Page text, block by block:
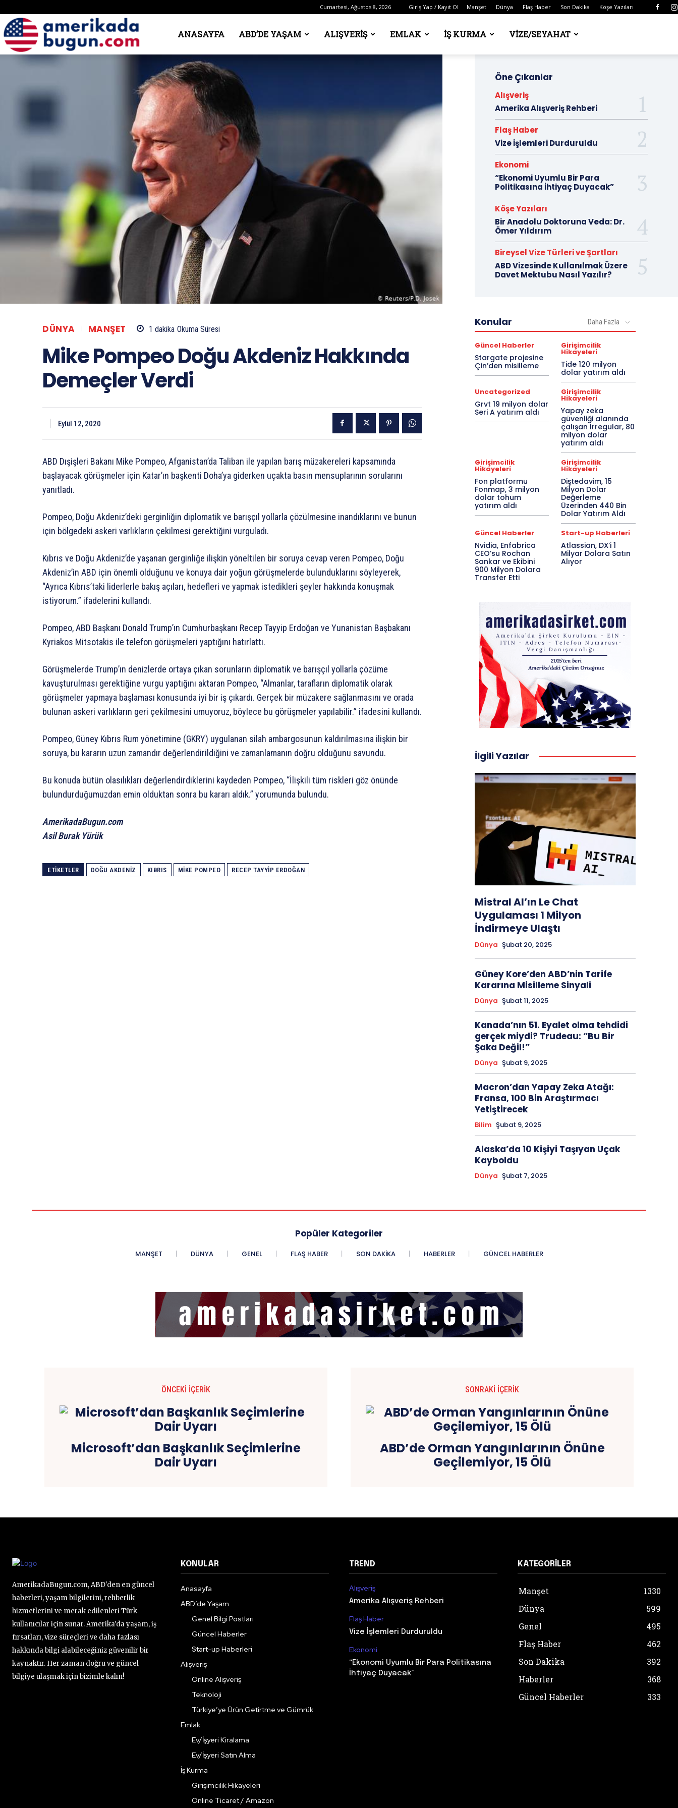
Cumartesi, Ağustos 8, 2026 Giriş Yap / Kayıt Ol Manşet Dünya Flaş Haber Son Dakika Köşe Yazıları
Amerika’da
Bugün
ANASAYFA ABD’DE YAŞAM ALIŞVERIŞ EMLAK İŞ KURMA VIZE/SEYAHAT
DÜNYA MANŞET 1 dakika Okuma Süresi
Mike Pompeo Doğu Akdeniz Hakkında
Demeçler Verdi
Eylül 12, 2020
ABD Dışişleri Bakanı Mike Pompeo, Afganistan’da Taliban ile yapılan barış müzakereleri kapsamında
başlayacak görüşmeler için Katar’ın başkenti Doha’ya giderken uçakta basın mensuplarının sorularını
yanıtladı.
Pompeo, Doğu Akdeniz’deki gerginliğin diplomatik ve barışçıl yollarla çözülmesine inandıklarını ve bunun
için bölgedeki askeri varlıkların çekilmesi gerektiğini vurguladı.
Kıbrıs ve Doğu Akdeniz’de yaşanan gerginliğe ilişkin yöneltilen bir soruya cevap veren Pompeo, Doğu
Akdeniz’in ABD için önemli olduğunu ve konuya dair yoğun görüşmelerde bulunduklarını söyleyerek,
“Ayrıca Kıbrıs’taki liderlerle bakış açıları, hedefleri ve yapmak istedikleri şeyler hakkında konuşmak
istiyorum.” ifadelerini kullandı.
Pompeo, ABD Başkanı Donald Trump’ın Cumhurbaşkanı Recep Tayyip Erdoğan ve Yunanistan Başbakanı
Kyriakos Mitsotakis ile telefon görüşmeleri yaptığını hatırlattı.
Görüşmelerde Trump’ın denizlerde ortaya çıkan sorunların diplomatik ve barışçıl yollarla çözüme
kavuşturulması gerektiğine vurgu yaptığını aktaran Pompeo, “Almanlar, tarafların diplomatik olarak
görüşmeler yapmaya başlaması konusunda iyi bir iş çıkardı. Gerçek bir müzakere sağlanmasını ve orada
bulunan askeri varlıkların geri çekilmesini umuyoruz, böylece bu görüşmeler yapılabilir.” ifadesini kullandı.
Pompeo, Güney Kıbrıs Rum yönetimine (GKRY) uygulanan silah ambargosunun kaldırılmasına ilişkin bir
soruya, bu kararın uzun zamandır değerlendirildiğini ve zamanlamanın doğru olduğunu savundu.
Bu konuda bütün olasılıkları değerlendirdiklerini kaydeden Pompeo, “İlişkili tüm riskleri göz önünde
bulundurduğumuzdan emin olduktan sonra bu kararı aldık.” yorumunda bulundu.
AmerikadaBugun.com
Asil Burak Yürük
ETIKETLER DOĞU AKDENIZ KIBRIS MIKE POMPEO RECEP TAYYIP ERDOĞAN
Öne Çıkanlar
Alışveriş
Amerika Alışveriş Rehberi
Flaş Haber
Vize İşlemleri Durduruldu
Ekonomi
“Ekonomi Uyumlu Bir Para
Politikasına İhtiyaç Duyacak”
Köşe Yazıları
Bir Anadolu Doktoruna Veda: Dr.
Ömer Yıldırım
Bireysel Vize Türleri ve Şartları
ABD Vizesinde Kullanılmak Üzere
Davet Mektubu Nasıl Yazılır?
Konular Daha Fazla
Güncel Haberler
Stargate projesine
Çin’den misilleme
Girişimcilik
Hikayeleri
Tide 120 milyon
dolar yatırım aldı
Uncategorized
Grvt 19 milyon dolar
Seri A yatırım aldı
Girişimcilik
Hikayeleri
Yapay zeka
güvenliği alanında
çalışan Irregular, 80
milyon dolar
yatırım aldı
Girişimcilik
Hikayeleri
Fon platformu
Fonmap, 3 milyon
dolar tohum
yatırım aldı
Girişimcilik
Hikayeleri
Diştedavim, 15
Milyon Dolar
Değerleme
Üzerinden 440 Bin
Dolar Yatırım Aldı
Güncel Haberler
Nvidia, Enfabrica
CEO’su Rochan
Sankar ve Ekibini
900 Milyon Dolara
Transfer Etti
Start-up Haberleri
Atlassian, DX’i 1
Milyar Dolara Satın
Alıyor
İlgili Yazılar
Mistral AI’ın Le Chat
Uygulaması 1 Milyon
İndirmeye Ulaştı
Dünya Şubat 20, 2025
Güney Kore’den ABD’nin Tarife
Kararına Misilleme Sinyali
Dünya Şubat 11, 2025
Kanada’nın 51. Eyalet olma tehdidi
gerçek miydi? Trudeau: “Bu Bir
Şaka Değil!”
Dünya Şubat 9, 2025
Macron’dan Yapay Zeka Atağı:
Fransa, 100 Bin Araştırmacı
Yetiştirecek
Bilim Şubat 9, 2025
Alaska’da 10 Kişiyi Taşıyan Uçak
Kayboldu
Dünya Şubat 7, 2025
Popüler Kategoriler
MANŞET DÜNYA GENEL FLAŞ HABER SON DAKIKA HABERLER GÜNCEL HABERLER
ÖNCEKI İÇERIK
Microsoft’dan Başkanlık Seçimlerine
Dair Uyarı
SONRAKI İÇERIK
ABD’de Orman Yangınlarının Önüne
Geçilemiyor, 15 Ölü
AmerikadaBugun.com, ABD'den en güncel
haberleri, yaşam bilgilerini, rehberlik
hizmetlerini ve merak edilenleri Türk
kullanıcılar için sunar. Amerika'da yaşam, iş
fırsatları, vize süreçleri ve daha fazlası
hakkında bilgi alabileceğiniz güvenilir bir
kaynaktır. Her zaman doğru ve güncel
bilgiye ulaşmak için bizimle kalın!
KONULAR
Anasayfa
ABD’de Yaşam
Genel Bilgi Postları
Güncel Haberler
Start-up Haberleri
Alışveriş
Online Alışveriş
Teknoloji
Türkiye’ye Ürün Getirtme ve Gümrük
Emlak
Ev/İşyeri Kiralama
Ev/İşyeri Satın Alma
İş Kurma
Girişimcilik Hikayeleri
Online Ticaret / Amazon
TREND
Alışveriş
Amerika Alışveriş Rehberi
Flaş Haber
Vize İşlemleri Durduruldu
Ekonomi
“Ekonomi Uyumlu Bir Para Politikasına
İhtiyaç Duyacak”
KATEGORILER
Manşet
1330
Dünya
599
Genel
495
Flaş Haber
462
Son Dakika
392
Haberler
368
Güncel Haberler
333